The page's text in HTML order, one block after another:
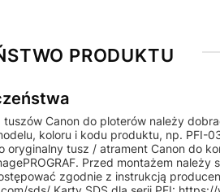
PRODUKTU
Canon do ploterów należy
koloru i kodu produktu, np. PFI-
oryginalny tusz / atrament Canon do
Przed montażem należy
zgodnie z instrukcją